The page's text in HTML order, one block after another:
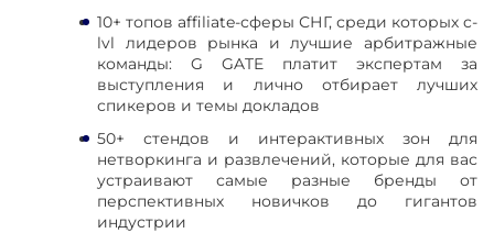
10+ топов affiliate-сферы СНГ, среди которых c-
lvl лидеров рынка и лучшие арбитражные
команды: G GATE платит экспертам за
выступления и лично отбирает лучших
спикеров и темы докладов
50+ стендов и интерактивных зон для
нетворкинга и развлечений, которые для вас
устраивают самые разные бренды от
перспективных новичков до гигантов
индустрии